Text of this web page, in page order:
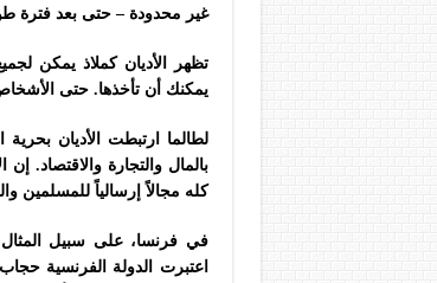
غير محدودة – حتى بعد فترة
تظهر الأديان كملاذ يمكن
يمكنك أن تأخذها. حتى
لطالما ارتبطت الأديان بحرية
بالمال والتجارة والاقتصاد.
كله مجالاً إرسالياً للمسلمين
في فرنسا، على سبيل
اعتبرت الدولة الفرنسية